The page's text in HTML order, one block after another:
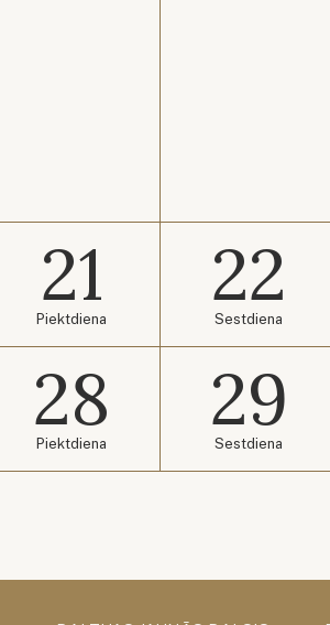
21
Piektdiena 22
Sestdiena
28
Piektdiena 29
Sestdiena